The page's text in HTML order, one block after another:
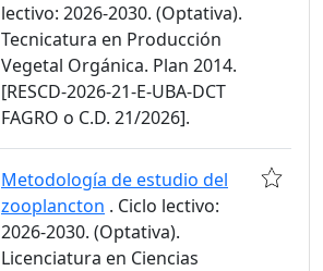
lectivo: 2026-2030. (Optativa).
Tecnicatura en Producción
Vegetal Orgánica. Plan 2014.
[RESCD-2026-21-E-UBA-DCT
FAGRO o C.D. 21/2026].
Metodología de estudio del
zooplancton . Ciclo lectivo:
2026-2030. (Optativa).
Licenciatura en Ciencias